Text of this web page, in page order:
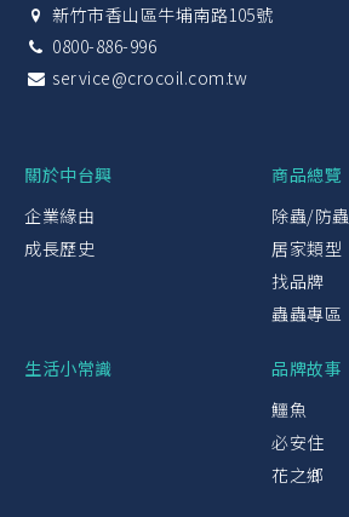
新竹市香山區牛埔南路105號
0800-886-996
service@crocoil.com.tw
關於中台興
企業緣由
成長歷史
商品總覽
除蟲/防蟲
居家類型
找品牌
蟲蟲專區
生活小常識
品牌故事
鱷魚
必安住
花之鄉